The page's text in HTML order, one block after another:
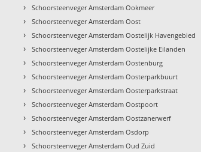
› Schoorsteenveger Amsterdam Ookmeer
› Schoorsteenveger Amsterdam Oost
› Schoorsteenveger Amsterdam Oostelijk Havengebied
› Schoorsteenveger Amsterdam Oostelijke Eilanden
› Schoorsteenveger Amsterdam Oostenburg
› Schoorsteenveger Amsterdam Oosterparkbuurt
› Schoorsteenveger Amsterdam Oosterparkstraat
› Schoorsteenveger Amsterdam Oostpoort
› Schoorsteenveger Amsterdam Oostzanerwerf
› Schoorsteenveger Amsterdam Osdorp
› Schoorsteenveger Amsterdam Oud Zuid